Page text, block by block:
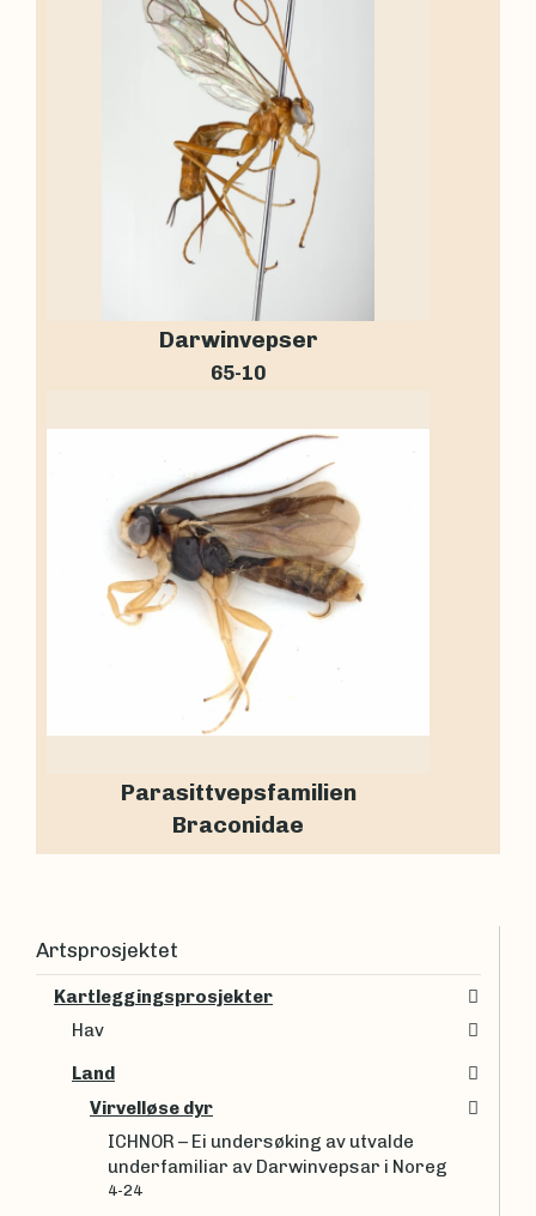
Darwinvepser
65-10
Parasittvepsfamilien
Braconidae
Artsprosjektet
Kartleggingsprosjekter
Hav
Land
Virvelløse dyr
ICHNOR – Ei undersøking av utvalde
underfamiliar av Darwinvepsar i Noreg
4-24